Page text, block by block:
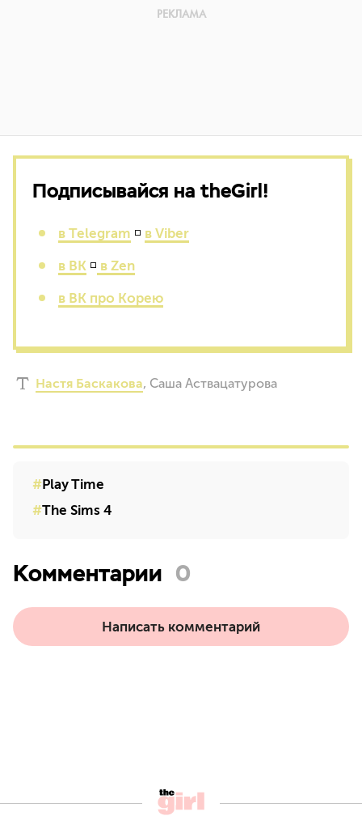
Подписывайся на theGirl!
в Telegram ◽ в Viber
в ВК ◽ в Zen
в ВК про Корею
Настя Баскакова, Саша Аствацатурова
Play Time
The Sims 4
Комментарии 0
Написать комментарий